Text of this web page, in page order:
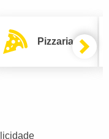
Pizzarias